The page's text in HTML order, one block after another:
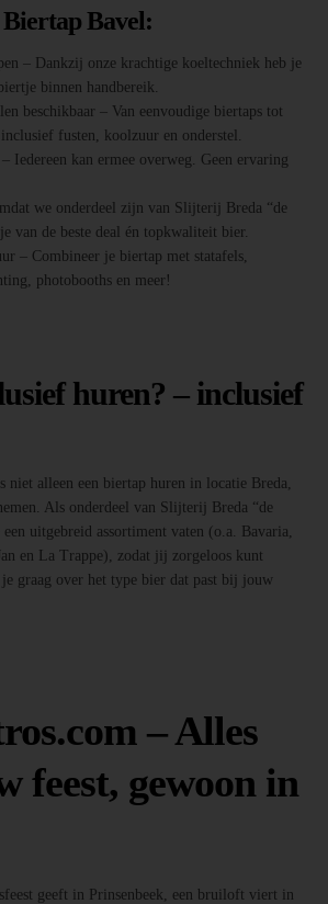
Bavel:
– Dankzij onze krachtige koeltechniek heb je
binnen handbereik.
beschikbaar – Van eenvoudige biertaps tot
fusten, koolzuur en onderstel.
Iedereen kan ermee overweg. Geen ervaring
we onderdeel zijn van Slijterij Breda “de
van de beste deal én topkwaliteit bier.
– Combineer je biertap met statafels,
photobooths en meer!
huren? – inclusief
alleen een biertap huren in locatie Breda,
Als onderdeel van Slijterij Breda “de
uitgebreid assortiment vaten (o.a. Bavaria,
en La Trappe), zodat jij zorgeloos kunt
graag over het type bier dat past bij jouw
– Alles
feest, gewoon in
geeft in Prinsenbeek, een bruiloft viert in